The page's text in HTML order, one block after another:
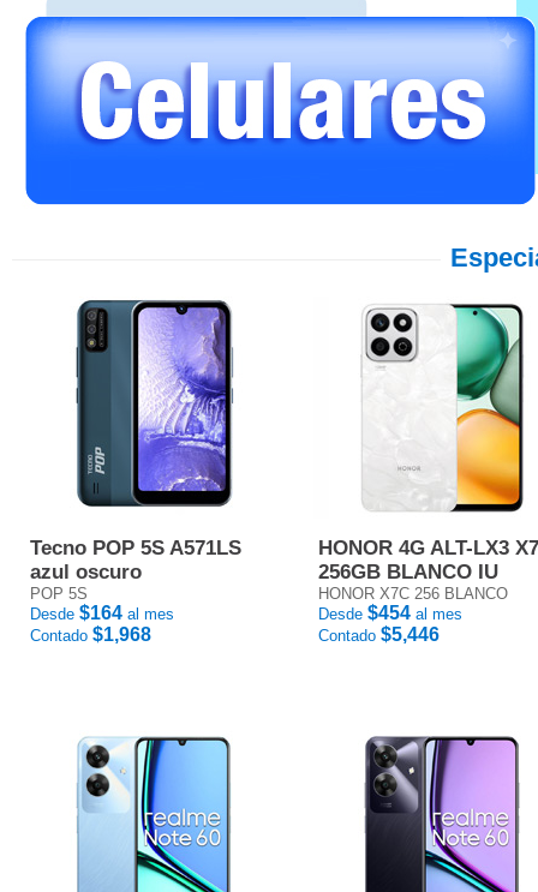
Tecno POP 5S A571LS
azul oscuro
POP 5S
Desde $164 al mes
Contado $1,968
HONOR 4G ALT-LX3
256GB BLANCO IU
HONOR X7C 256 BLANCO
Desde $454 al mes
Contado $5,446